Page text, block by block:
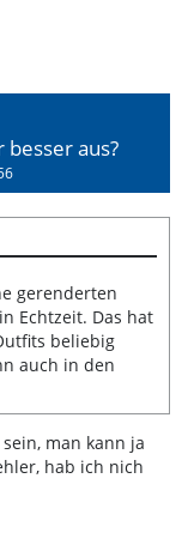
aus?
gerenderten
Echtzeit. Das hat
beliebig
auch in den
man kann ja
hab ich nich